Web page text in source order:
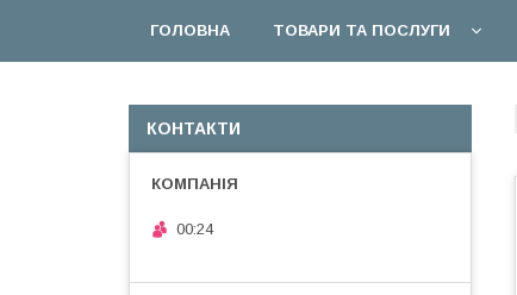
ГОЛОВНА ТОВАРИ ТА ПОСЛУГИ
КОНТАКТИ
00:24